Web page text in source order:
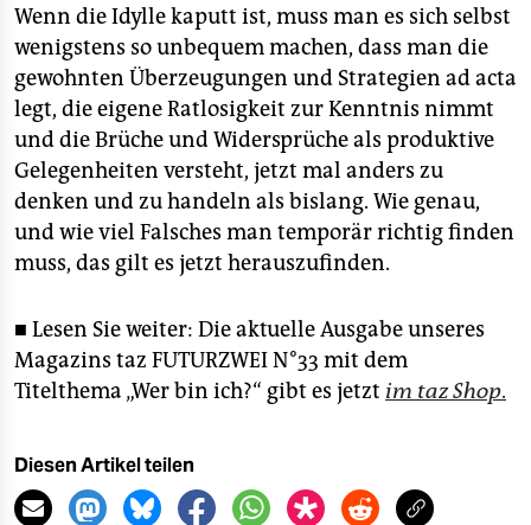
Wenn die Idylle kaputt ist, muss man es sich selbst
wenigstens so unbequem machen, dass man die
gewohnten Überzeugungen und Strategien ad acta
legt, die eigene Ratlosigkeit zur Kenntnis nimmt
und die Brüche und Widersprüche als produktive
Gelegenheiten versteht, jetzt mal anders zu
denken und zu handeln als bislang. Wie genau,
und wie viel Falsches man temporär richtig finden
muss, das gilt es jetzt herauszufinden.
■ Lesen Sie weiter: Die aktuelle Ausgabe unseres
Magazins taz FUTURZWEI N°33 mit dem
Titelthema „Wer bin ich?“ gibt es jetzt im taz Shop.
Diesen Artikel teilen